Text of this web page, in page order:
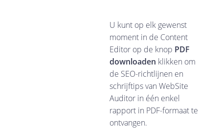
U kunt op elk gewenst
moment in de Content
Editor op de knop PDF
downloaden klikken om
de SEO-richtlijnen en
schrijftips van WebSite
Auditor in één enkel
rapport in PDF-formaat te
ontvangen.